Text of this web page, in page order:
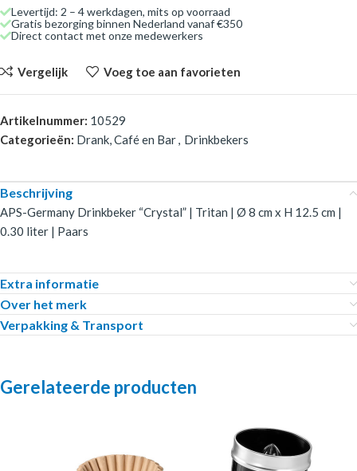
Levertijd: 2 – 4 werkdagen, mits op voorraad
Gratis bezorging binnen Nederland vanaf €350
Direct contact met onze medewerkers
Vergelijk Voeg toe aan favorieten
Artikelnummer: 10529
Categorieën: Drank, Café en Bar, Drinkbekers
Beschrijving
APS-Germany Drinkbeker “Crystal” | Tritan | Ø 8 cm x H 12.5 cm |
0.30 liter | Paars
Extra informatie
Over het merk
Verpakking & Transport
Gerelateerde producten